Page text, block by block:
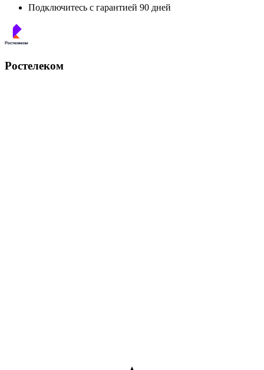
Подключитесь с гарантией 90 дней
Ростелеком